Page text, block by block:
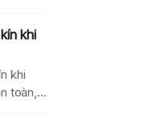
khi
khi
toàn,...